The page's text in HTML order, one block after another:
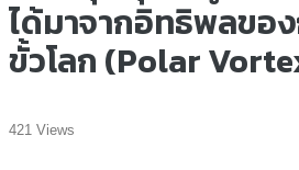
ได้มาจากอิทธิพลขอ
ขั้วโลก (Polar
421 Views